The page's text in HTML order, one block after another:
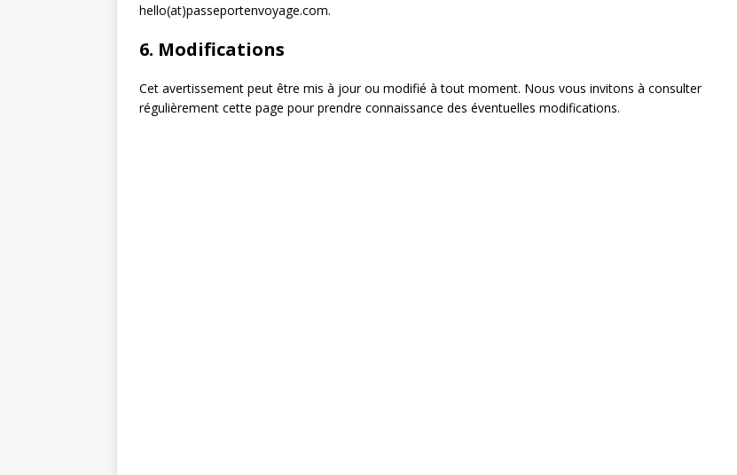
hello(at)passeportenvoyage.com.
6. Modifications
Cet avertissement peut être mis à jour ou modifié à tout moment. Nous vous invitons à consulter
régulièrement cette page pour prendre connaissance des éventuelles modifications.